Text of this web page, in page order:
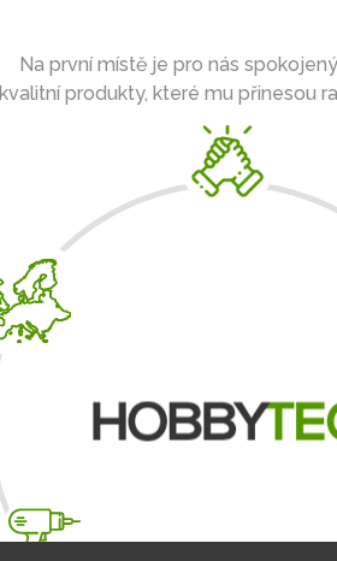
Na první místě je pro nás
kvalitní produkty, které mu přinesou